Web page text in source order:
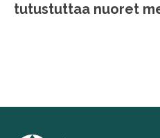
tutustuttaa nuoret